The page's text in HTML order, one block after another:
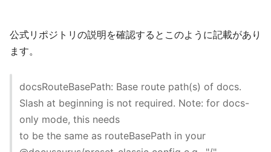
公式リポジトリの説明を確認するとこのように記載があり
ます。
docsRouteBasePath: Base route path(s) of docs.
Slash at beginning is not required. Note: for docs-
only mode, this needs
to be the same as routeBasePath in your